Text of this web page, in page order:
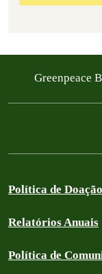
Greenpeace
Política de Doação
Relatórios Anuais
Política de